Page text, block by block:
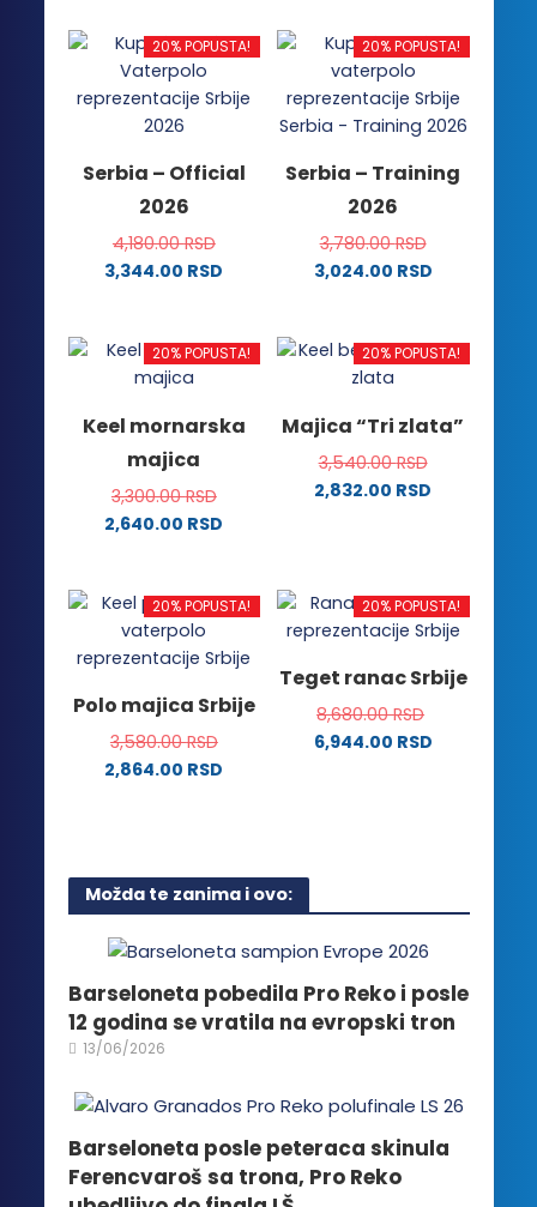
ima
više
varijanti.
Opcije
biti
izabrane
na
stranici
biti
izabrane
na
stranici
20% POPUSTA!
Serbia – Official
2026
4,180.00RSD
3,344.00 RSD
ima
više
Opcije
mogu
biti
izabrane
proizvoda.
20% POPUSTA!
Serbia – Training
2026
3,780.00RSD
3,024.00 RSD
ima
više
Opcije
mogu
biti
proizvoda.
20% POPUSTA!
Keel mornarska
majica
3,300.00RSD
2,640.00 RSD
ima
više
varijanti.
mogu
biti
izabrane
20% POPUSTA!
Majica “Tri zlata”
3,540.00RSD
2,832.00 RSD
više
varijanti.
mogu
biti
izabrane
20% POPUSTA!
Polo majica Srbije
3,580.00RSD
2,864.00 RSD
više
varijanti.
mogu
biti
izabrane
na
proizvoda.
20% POPUSTA!
Teget ranac Srbije
8,680.00RSD
6,944.00 RSD
Možda te zanima i ovo:
Barseloneta pobedila Pro Reko i posle
12 godina se vratila na evropski tron
13/06/2026
Barseloneta posle peteraca skinula
Ferencvaroš sa trona, Pro Reko